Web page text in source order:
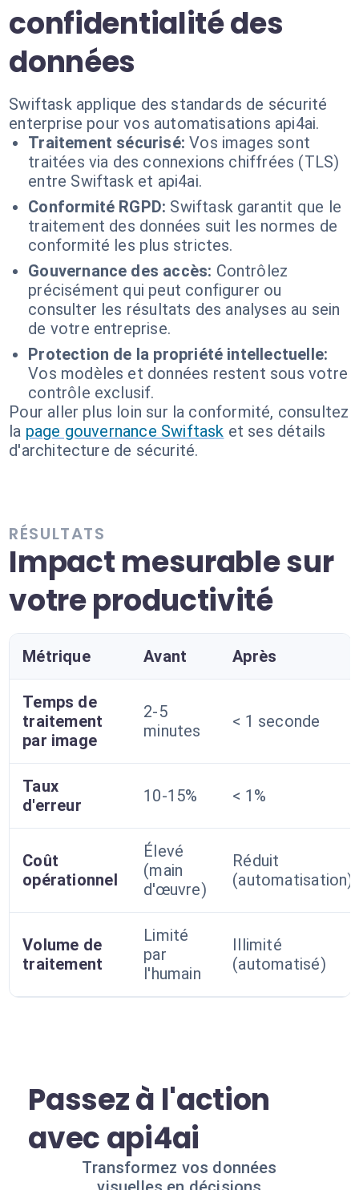
confidentialité des
données
Swiftask applique des standards de sécurité
enterprise pour vos automatisations api4ai.
Traitement sécurisé: Vos images sont
traitées via des connexions chiffrées (TLS)
entre Swiftask et api4ai.
Conformité RGPD: Swiftask garantit que le
traitement des données suit les normes de
conformité les plus strictes.
Gouvernance des accès: Contrôlez
précisément qui peut configurer ou
consulter les résultats des analyses au sein
de votre entreprise.
Protection de la propriété intellectuelle:
Vos modèles et données restent sous votre
contrôle exclusif.
Pour aller plus loin sur la conformité, consultez
la page gouvernance Swiftask et ses détails
d'architecture de sécurité.
RÉSULTATS
Impact mesurable sur
votre productivité
Métrique Avant Après
Temps de
traitement
par image
2-5
minutes
< 1 seconde
Taux
d'erreur
10-15% < 1%
Coût
opérationnel
Élevé
(main
d'œuvre)
Réduit
(automatisation)
Volume de
traitement
Limité
par
l'humain
Illimité
(automatisé)
Passez à l'action
avec api4ai
Transformez vos données